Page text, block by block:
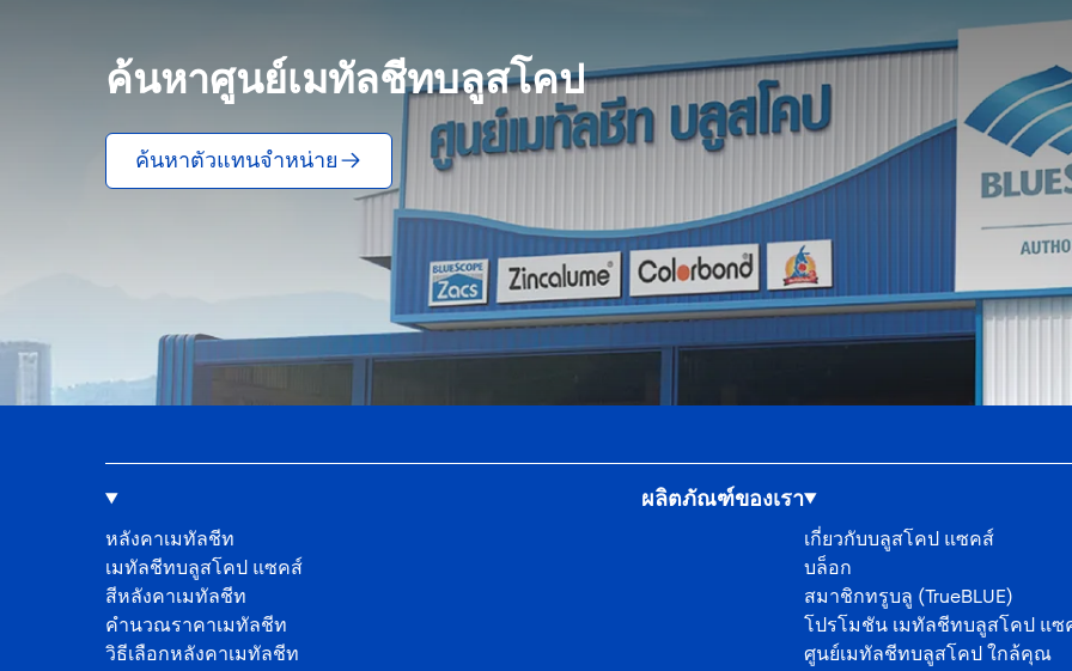
ค้นหาศูนย์เมทัลชีทบลูสโคป
ค้นหาตัวแทนจำหน่าย
ผลิตภัณฑ์ของเรา
หลังคาเมทัลชีท
เมทัลชีทบลูสโคป แซคส์
สีหลังคาเมทัลชีท
คํานวณราคาเมทัลชีท
วิธีเลือกหลังคาเมทัลชีท
เกี่ยวกับบลูสโคป แซคส์
บล็อก
สมาชิกทรูบลู (TrueBLUE)
โปรโมชัน เมทัลชีทบลูสโคป แซ
ศูนย์เมทัลชีทบลูสโคป ใกล้คุณ